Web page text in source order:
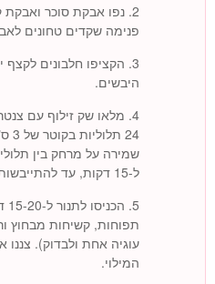
2. נפו אבקת סוכר
פנימה שקדים טחונים
3. הקציפו חלבונים
היבשים.
4. מלאו שק זילוף עם
שמירה על מרחק בין
ל-15 דקות, עד להתייבשות התלוליות.
תפוחות, קשיחות מבחוץ
עוגיה אחת ולבדוק). צננו
המילוי.